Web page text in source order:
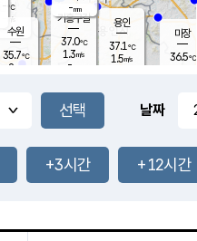
-mm
-mm
용인
37.1℃
1.5m/s
36.0℃
1.9m/s
-mm
마장
36.5℃
- ℃
m/s
mm
기흥구갈
37.0℃
1.3m/s
-
-mm
수원
35.7℃
2 m/s
날짜
+3시간 +12시간